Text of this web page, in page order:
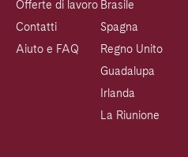
Offerte di lavoro
Contatti
Aiuto e FAQ
Brasile
Spagna
Regno Unito
Guadalupa
Irlanda
La Riunione